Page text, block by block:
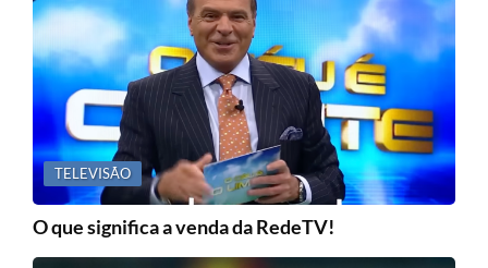
TELEVISÃO
O que significa a venda da RedeTV!